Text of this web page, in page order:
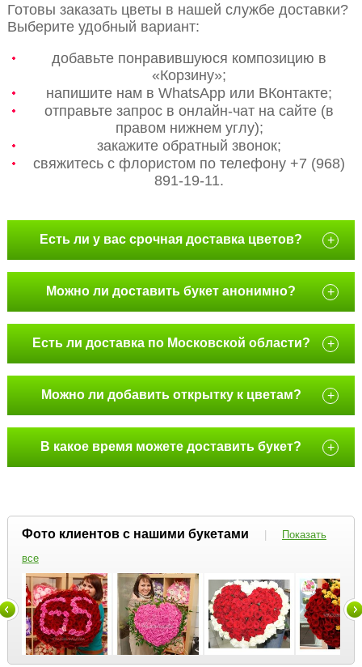
Готовы заказать цветы в нашей службе доставки?
Выберите удобный вариант:
добавьте понравившуюся композицию в
«Корзину»;
напишите нам в WhatsApp или ВКонтакте;
отправьте запрос в онлайн-чат на сайте (в
правом нижнем углу);
закажите обратный звонок;
свяжитесь с флористом по телефону +7 (968)
891-19-11.
Есть ли у вас срочная доставка цветов? +
Можно ли доставить букет анонимно? +
Есть ли доставка по Московской области? +
Можно ли добавить открытку к цветам? +
В какое время можете доставить букет? +
Фото клиентов с нашими букетами |
Показать
все